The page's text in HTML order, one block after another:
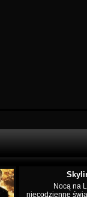
Nocą na
niecodzienne